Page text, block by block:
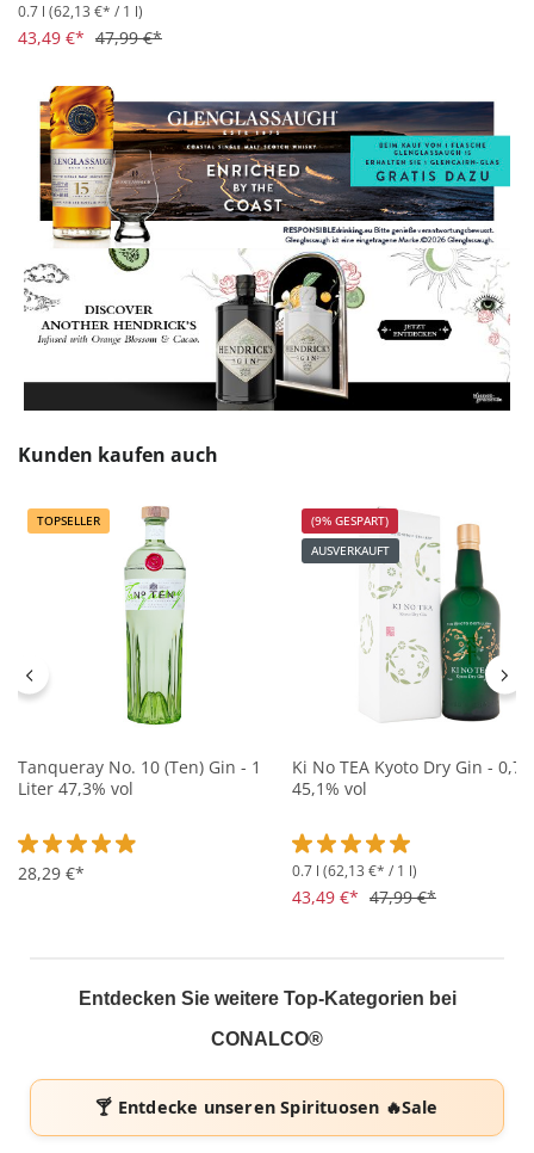
Durchschnittliche Bewertung von 5 von 5 Sternen
0.7 l (62,13 €* / 1 l)
43,49 €* 47,99 €*
Produktgalerie überspringen
Kunden kaufen auch
TOPSELLER
Tanqueray No. 10 (Ten) Gin - 1
Liter 47,3% vol
Durchschnittliche Bewertung von 4.9 von 5 Sternen
28,29 €*
(9% GESPART)
AUSVERKAUFT
Ki No TEA Kyoto Dry Gin - 0,7L
45,1% vol
Durchschnittliche
0.7 l (62,13 €* / 1 l)
43,49 €* 47,99 €*
Entdecken Sie weitere Top-Kategorien bei
CONALCO®
🍸 Entdecke unserenSpirituosen 🔥Sale